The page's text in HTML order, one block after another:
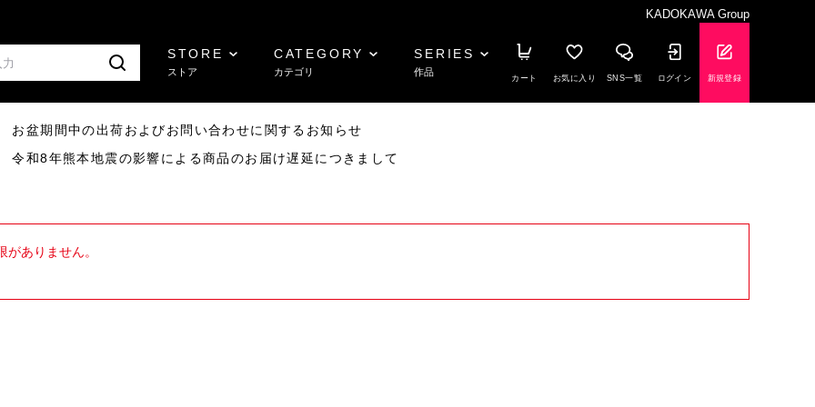
KADOKAWA Group
STORE
ストア
CATEGORY
カテゴリ
SERIES
作品
カート お気に入り SNS一覧 ログイン 新規登録
盆期間中の出荷およびお問い合わせに関するお知らせ
和8年熊本地震の影響による商品のお届け遅延につきまして
ありません。